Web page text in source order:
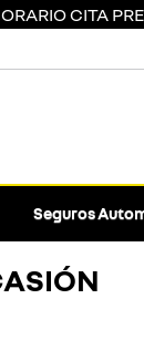
CITA
Seguros